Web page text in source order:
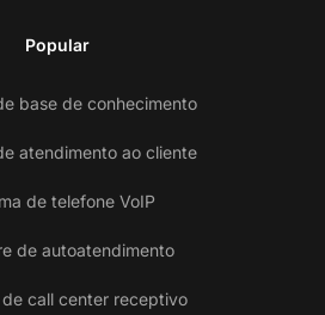
Popular
base de conhecimento
atendimento ao cliente
de telefone VoIP
de autoatendimento
call center receptivo